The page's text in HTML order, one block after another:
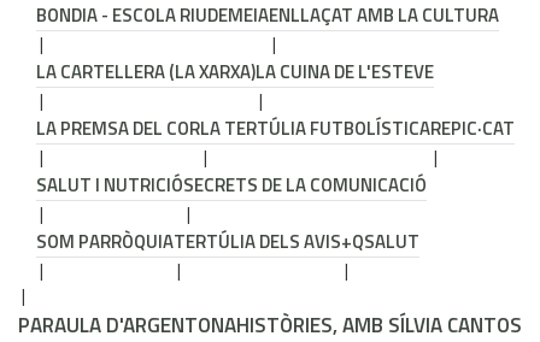
BONDIA - ESCOLA RIUDEMEIAENLLAÇAT AMB LA CULTURA
LA CARTELLERA (LA XARXA)LA CUINA DE L'ESTEVE
LA PREMSA DEL CORLA TERTÚLIA FUTBOLÍSTICAREPIC·CAT
SALUT I NUTRICIÓSECRETS DE LA COMUNICACIÓ
SOM PARRÒQUIATERTÚLIA DELS AVIS+QSALUT
PARAULA D'ARGENTONAHISTÒRIES, AMB SÍLVIA CANTOS